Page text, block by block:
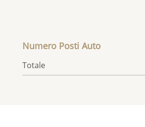
Numero Posti Auto
Totale